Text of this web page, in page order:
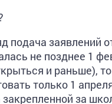
подача заявлений
не позднее 1
и раньше),
только 1
за